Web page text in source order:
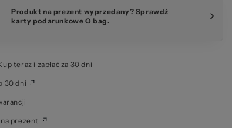
Produkt na prezent wyprzedany? Sprawdź
karty podarunkowe O bag.
teraz i zapłać za 30 dni
30 dni
prezent